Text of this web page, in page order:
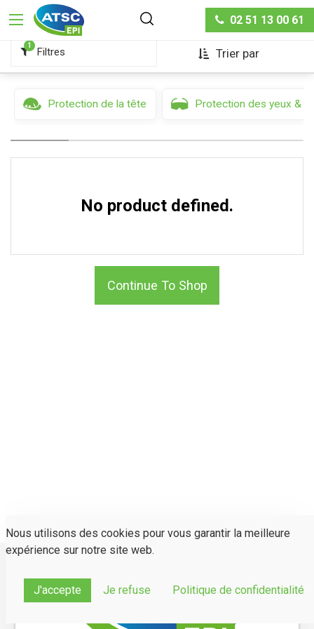
02 51 13 00 61
Protection du corps Vêtements aluminisés
1
Filtres Trier par
Protection de la tête Protection des yeux &
No product defined.
Continue To Shop
Nous utilisons des cookies pour vous garantir la meilleure
expérience sur notre site web.
J'accepte Je refuse Politique de confidentialité